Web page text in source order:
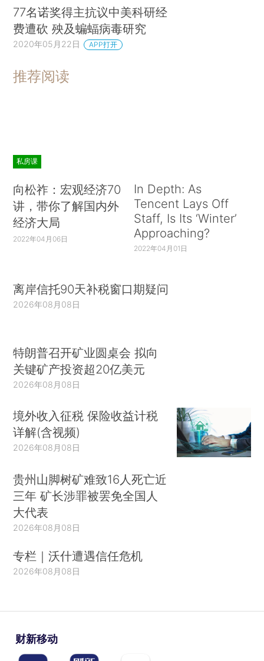
77名诺奖得主抗议中美科研经
费遭砍 殃及蝙蝠病毒研究
2020年05月22日 APP打开
推荐阅读
私房课
向松祚：宏观经济70
讲，带你了解国内外
经济大局
2022年04月06日
In Depth: As
Tencent Lays Off
Staff, Is Its ‘Winter’
Approaching?
2022年04月01日
离岸信托90天补税窗口期疑问
2026年08月08日
特朗普召开矿业圆桌会 拟向
关键矿产投资超20亿美元
2026年08月08日
境外收入征税 保险收益计税
详解(含视频)
2026年08月08日
贵州山脚树矿难致16人死亡近
三年 矿长涉罪被罢免全国人
大代表
2026年08月08日
专栏｜沃什遭遇信任危机
2026年08月08日
财新移动